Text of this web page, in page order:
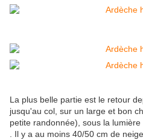
La plus belle partie est le retour
jusqu'au col, sur un large et bon
petite randonnée), sous la
. Il y a au moins 40/50 cm de